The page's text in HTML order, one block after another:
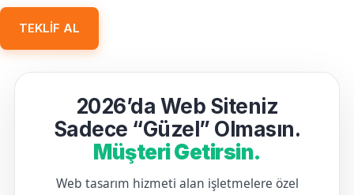
TEKLIF AL
2026’da Web Siteniz
Sadece “Güzel” Olmasın.
Müşteri Getirsin.
Web tasarım hizmeti alan işletmelere özel